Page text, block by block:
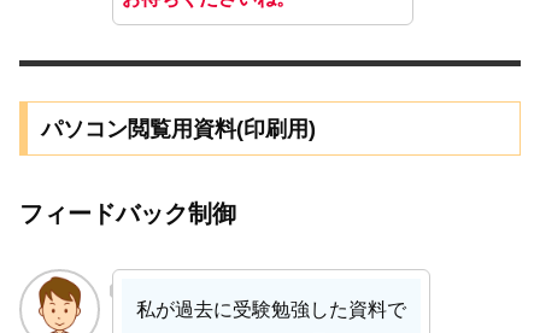
パソコン閲覧用資料(印刷用)
フィードバック制御
私が過去に受験勉強した資料で